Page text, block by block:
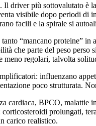
Il driver più sottovalutato è la
visibile dopo periodi
facili e la spirale si
“mancano proteine” in
che parte del peso
regolari, talvolta
influenzano
poco strutturata.
cardiaca, BPCO,
prolungati,
carico realistico.